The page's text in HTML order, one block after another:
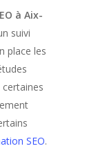
à Aix-
suivi
place les
SEO.